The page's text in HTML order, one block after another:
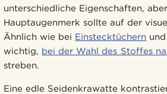
unterschiedliche Eigenschaften,
Hauptaugenmerk sollte auf der
Ähnlich wie bei Einstecktüchern und
wichtig, bei der Wahl des Stoffes
streben.
Eine edle Seidenkrawatte